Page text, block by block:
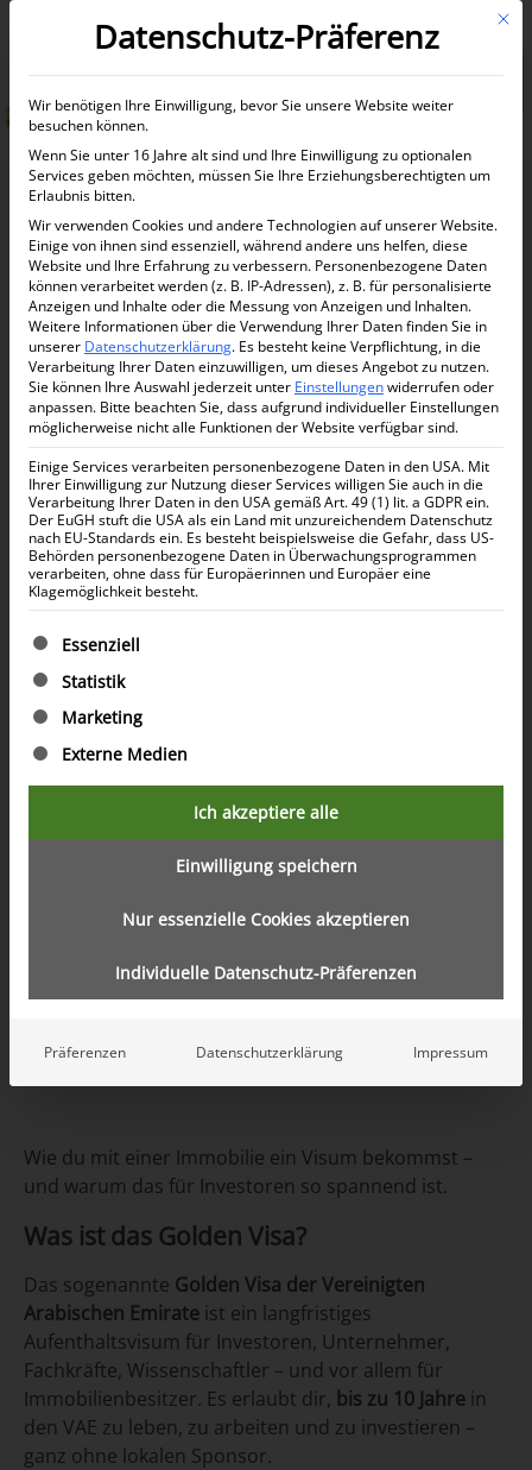
Informationen anfordern
Inhaltsverzeichnis öffnen
Golden Visa durch Immobilienbesitz
Wie du mit einer Immobilie ein Visum bekommst –
und warum das für Investoren so spannend ist.
Was ist das Golden Visa?
Das sogenannte Golden Visa der Vereinigten
Arabischen Emirate ist ein langfristiges
Aufenthaltsvisum für Investoren, Unternehmer,
Fachkräfte, Wissenschaftler – und vor allem für
Immobilienbesitzer. Es erlaubt dir, bis zu 10 Jahre in
den VAE zu leben, zu arbeiten und zu investieren –
ganz ohne lokalen Sponsor.
Mit
Datenschutz-Präferenz
Wir benötigen Ihre Einwilligung, bevor Sie unsere Website weiter
besuchen können.
Wenn Sie unter 16 Jahre alt sind und Ihre Einwilligung zu optionalen
Services geben möchten, müssen Sie Ihre Erziehungsberechtigten um
Erlaubnis bitten.
Wir verwenden Cookies und andere Technologien auf unserer Website.
Einige von ihnen sind essenziell, während andere uns helfen, diese
Website und Ihre Erfahrung zu verbessern. Personenbezogene Daten
können verarbeitet werden (z. B. IP-Adressen), z. B. für personalisierte
Anzeigen und Inhalte oder die Messung von Anzeigen und Inhalten.
Weitere Informationen über die Verwendung Ihrer Daten finden Sie in
unserer Datenschutzerklärung. Es besteht keine Verpflichtung, in die
Verarbeitung Ihrer Daten einzuwilligen, um dieses Angebot zu nutzen.
Sie können Ihre Auswahl jederzeit unter Einstellungenwiderrufen oder
anpassen. Bitte beachten Sie, dass aufgrund individueller Einstellungen
möglicherweise nicht alle Funktionen der Website verfügbar sind.
Einige Services verarbeiten personenbezogene Daten in den USA. Mit
Ihrer Einwilligung zur Nutzung dieser Services willigen Sie auch in die
Verarbeitung Ihrer Daten in den USA gemäß Art. 49 (1) lit. a GDPR ein.
Der EuGH stuft die USA als ein Land mit unzureichendem Datenschutz
nach EU-Standards ein. Es besteht beispielsweise die Gefahr, dass US-
Behörden personenbezogene Daten in Überwachungsprogrammen
verarbeiten, ohne dass für Europäerinnen und Europäer eine
Klagemöglichkeit besteht.
Es folgt eine Liste der Service-Gruppen, für die eine
Essenziell
Statistik
Marketing
Externe Medien
Ich akzeptiere alle
Einwilligung speichern
Nur essenzielle Cookies akzeptieren
Individuelle Datenschutz-Präferenzen
Präferenzen Datenschutzerklärung Impressum